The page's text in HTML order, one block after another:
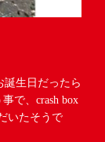
生日だったら
で、crash box
いたそうで